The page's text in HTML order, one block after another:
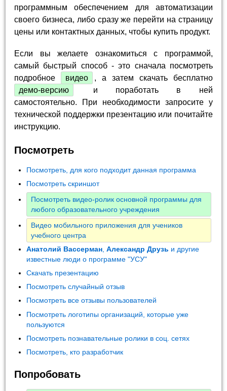
программным обеспечением для автоматизации
своего бизнеса, либо сразу же перейти на страницу
цены или контактных данных, чтобы купить продукт.
Если вы желаете ознакомиться с программой,
самый быстрый способ - это сначала посмотреть
подробное
видео
, а затем скачать бесплатно
демо-версию
и поработать в ней
самостоятельно. При необходимости запросите у
технической поддержки презентацию или почитайте
инструкцию.
Посмотреть
Посмотреть, для кого подходит данная программа
Посмотреть скриншот
Посмотреть видео-ролик основной программы для
любого образовательного учреждения
Видео мобильного приложения для учеников
учебного центра
Анатолий Вассерман ,Александр Друзь и другие
известные люди о программе "УСУ"
Скачать презентацию
Посмотреть случайный отзыв
Посмотреть все отзывы пользователей
Посмотреть логотипы организаций, которые уже
пользуются
Посмотреть познавательные ролики в соц. сетях
Посмотреть, кто разработчик
Попробовать